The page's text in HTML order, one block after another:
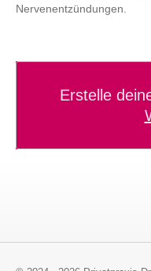
Nervenentzündungen.
Erstelle